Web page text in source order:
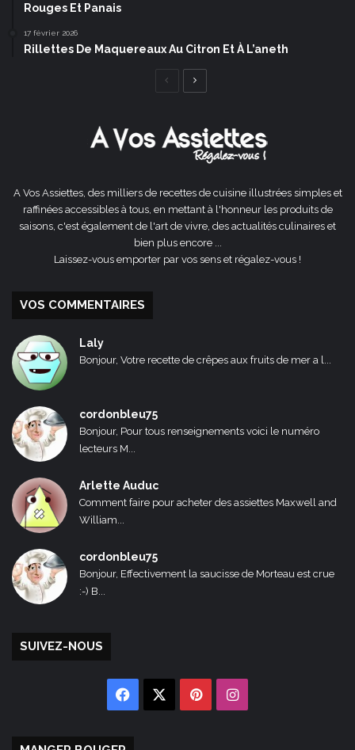
Rouges Et Panais
17 février 2026
Rillettes De Maquereaux Au Citron Et À L’aneth
Page
A Vos Assiettes, des milliers de recettes de cuisine illustrées simples et
raffinées accessibles à tous, en mettant à l'honneur les produits de
saisons, c'est également de l'art de vivre, des actualités culinaires et
bien plus encore ...
Laissez-vous emporter par vos sens et régalez-vous !
VOS COMMENTAIRES
Laly
Bonjour, Votre recette de crêpes aux fruits de mer a l...
cordonbleu75
Bonjour, Pour tous renseignements voici le numéro
lecteurs M...
Arlette Auduc
Comment faire pour acheter des assiettes Maxwell and
William...
cordonbleu75
Bonjour, Effectivement la saucisse de Morteau est crue
:-) B...
SUIVEZ-NOUS
Facebook PinterestInstagram